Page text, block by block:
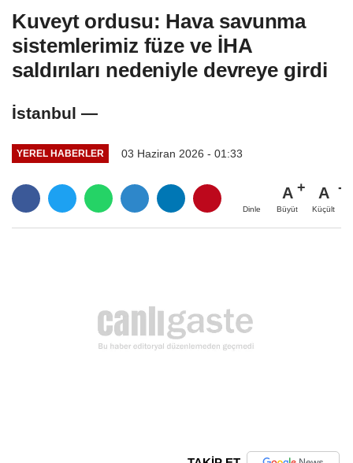
Kuveyt ordusu: Hava savunma
sistemlerimiz füze ve İHA
saldırıları nedeniyle devreye girdi
İstanbul —
YEREL HABERLER 03 Haziran 2026 - 01:33
Dinle
A
Büyüt
A
Küçült